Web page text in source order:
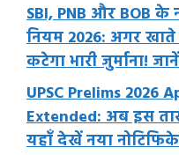
SBI, PNB और BOB
नियम 2026: अगर खाते
कटेगा भारी जुर्माना!
UPSC Prelims 2026
Extended: अब इस
यहाँ देखें नया